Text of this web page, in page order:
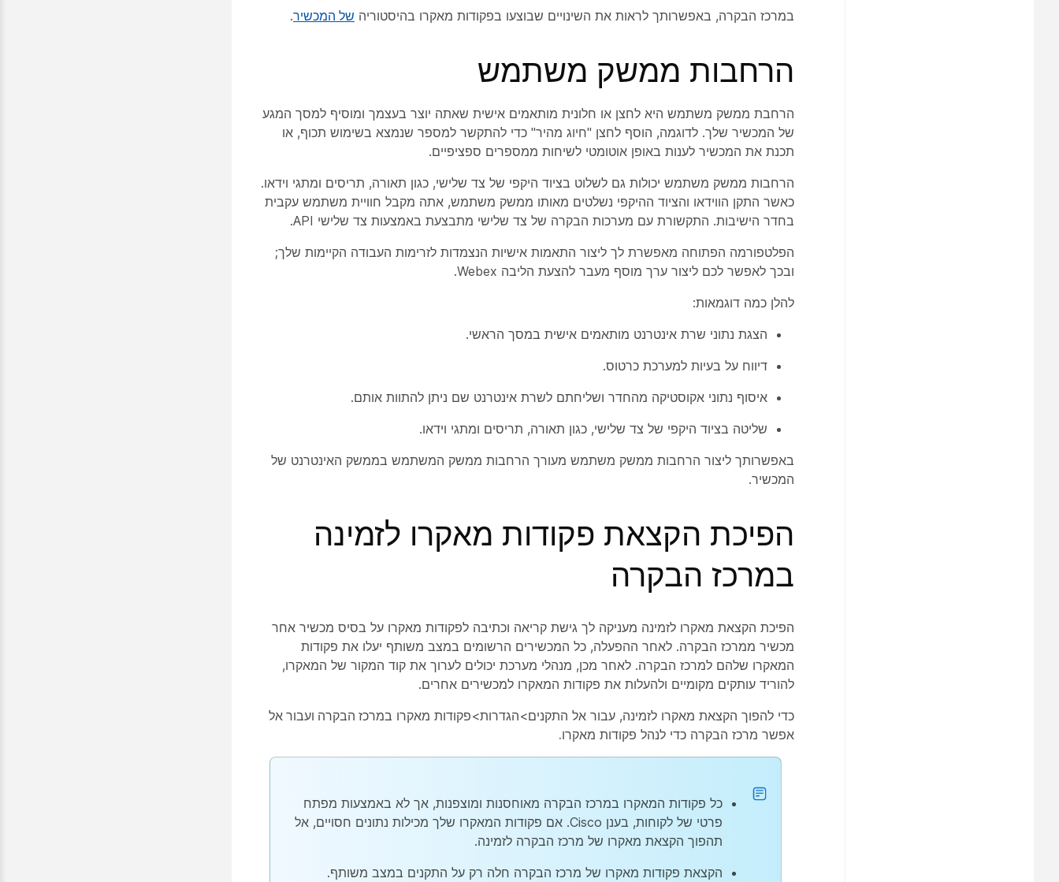
במרכז הבקרה, באפשרותך לראות את השינויים שבוצעו בפקודות מאקרו בהיסטוריה של המכשיר.
הרחבות ממשק משתמש
הרחבת ממשק משתמש היא לחצן או חלונית מותאמים אישית שאתה יוצר בעצמך ומוסיף למסך המגע
של המכשיר שלך. לדוגמה, הוסף לחצן "חיוג מהיר" כדי להתקשר למספר שנמצא בשימוש תכוף, או
תכנת את המכשיר לענות באופן אוטומטי לשיחות ממספרים ספציפיים.
הרחבות ממשק משתמש יכולות גם לשלוט בציוד היקפי של צד שלישי, כגון תאורה, תריסים ומתגי וידאו.
כאשר התקן הווידאו והציוד ההיקפי נשלטים מאותו ממשק משתמש, אתה מקבל חוויית משתמש עקבית
בחדר הישיבות. התקשורת עם מערכות הבקרה של צד שלישי מתבצעת באמצעות צד שלישי API.
הפלטפורמה הפתוחה מאפשרת לך ליצור התאמות אישיות הנצמדות לזרימות העבודה הקיימות שלך;
ובכך לאפשר לכם ליצור ערך מוסף מעבר להצעת הליבה Webex.
להלן כמה דוגמאות:
הצגת נתוני שרת אינטרנט מותאמים אישית במסך הראשי.
דיווח על בעיות למערכת כרטוס.
איסוף נתוני אקוסטיקה מהחדר ושליחתם לשרת אינטרנט שם ניתן להתוות אותם.
שליטה בציוד היקפי של צד שלישי, כגון תאורה, תריסים ומתגי וידאו.
באפשרותך ליצור הרחבות ממשק משתמש מעורך הרחבות ממשק המשתמש בממשק האינטרנט של
המכשיר.
הפיכת הקצאת פקודות מאקרו לזמינה
במרכז הבקרה
הפיכת הקצאת מאקרו לזמינה מעניקה לך גישת קריאה וכתיבה לפקודות מאקרו על בסיס מכשיר אחר
מכשיר ממרכז הבקרה. לאחר ההפעלה, כל המכשירים הרשומים במצב משותף יעלו את פקודות
המאקרו שלהם למרכז הבקרה. לאחר מכן, מנהלי מערכת יכולים לערוך את קוד המקור של המאקרו,
להוריד עותקים מקומיים ולהעלות את פקודות המאקרו למכשירים אחרים.
כדי להפוך הקצאת מאקרו לזמינה, עבור אל התקנים>הגדרות>פקודות מאקרו במרכז הבקרה ועבור אל
אפשר מרכז הבקרה כדי לנהל פקודות מאקרו.
כל פקודות המאקרו במרכז הבקרה מאוחסנות ומוצפנות, אך לא באמצעות מפתח
פרטי של לקוחות, בענן Cisco. אם פקודות המאקרו שלך מכילות נתונים חסויים, אל
תהפוך הקצאת מאקרו של מרכז הבקרה לזמינה.
הקצאת פקודות מאקרו של מרכז הבקרה חלה רק על התקנים במצב משותף.